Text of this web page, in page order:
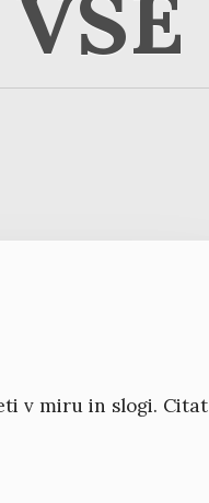
v miru in slogi. Citat